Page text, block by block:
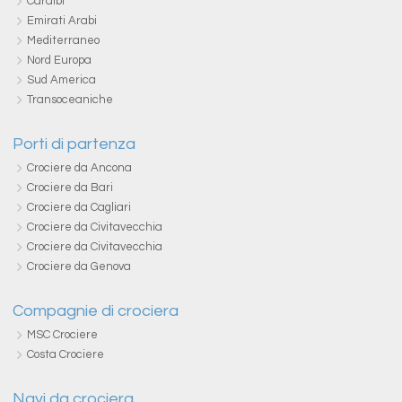
Emirati Arabi
Mediterraneo
Nord Europa
Sud America
Transoceaniche
Porti di partenza
Crociere da Ancona
Crociere da Bari
Crociere da Cagliari
Crociere da Civitavecchia
Crociere da Civitavecchia
Crociere da Genova
Compagnie di crociera
MSC Crociere
Costa Crociere